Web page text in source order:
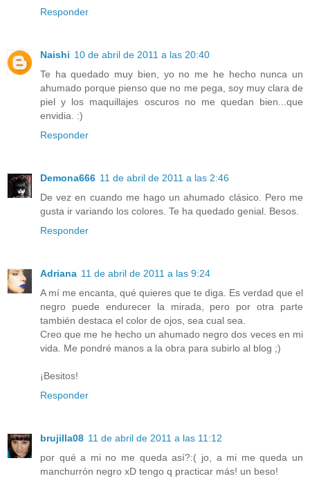
Responder
Naishi 10 de abril de 2011 a las 20:40
Te ha quedado muy bien, yo no me he hecho nunca un
ahumado porque pienso que no me pega, soy muy clara de
piel y los maquillajes oscuros no me quedan bien...que
envidia. :)
Responder
Demona666 11 de abril de 2011 a las 2:46
De vez en cuando me hago un ahumado clásico. Pero me
gusta ir variando los colores. Te ha quedado genial. Besos.
Responder
Adriana 11 de abril de 2011 a las 9:24
A mí me encanta, qué quieres que te diga. Es verdad que el
negro puede endurecer la mirada, pero por otra parte
también destaca el color de ojos, sea cual sea.
Creo que me he hecho un ahumado negro dos veces en mi
vida. Me pondré manos a la obra para subirlo al blog ;)
¡Besitos!
Responder
brujilla08 11 de abril de 2011 a las 11:12
por qué a mi no me queda así?:( jo, a mi me queda un
manchurrón negro xD tengo q practicar más! un beso!